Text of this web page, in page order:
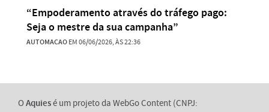
“Empoderamento através do tráfego pago:
Seja o mestre da sua campanha”
AUTOMACAOEM 06/06/2026, ÀS 22:36
OAquiesé um projeto da WebGo Content (CNPJ: